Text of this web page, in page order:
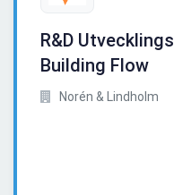
R&D
Building Flow
Norén & Lindholm